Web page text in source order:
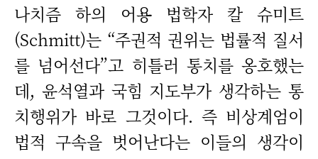
나치즘 하의 어용 법학자 칼 슈미트
(Schmitt)는 “주권적 권위는 법률적 질서
를 넘어선다”고 히틀러 통치를 옹호했는
데, 윤석열과 국힘 지도부가 생각하는 통
치행위가 바로 그것이다. 즉 비상계엄이
법적 구속을 벗어난다는 이들의 생각이